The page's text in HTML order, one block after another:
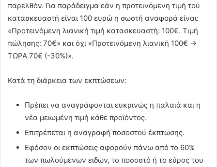
παρελθόν. Για παράδειγμα εάν η προτεινόμενη τιμή τού
κατασκευαστή είναι 100 ευρώ η σωστή αναφορά είναι:
«Προτεινόμενη λιανική τιμή κατασκευαστή: 100€. Τιμή
πώλησης: 70€» και όχι «Προτεινόμενη λιανική 100€ →
ΤΩΡΑ 70€ (-30%)».
Κατά τη διάρκεια των εκπτώσεων:
Πρέπει να αναγράφονται ευκρινώς η παλαιά και η
νέα μειωμένη τιμή κάθε προϊόντος.
Επιτρέπεται η αναγραφή ποσοστού έκπτωσης.
Εφόσον οι εκπτώσεις αφορούν πάνω από το 60%
των πωλούμενων ειδών, το ποσοστό ή το εύρος του